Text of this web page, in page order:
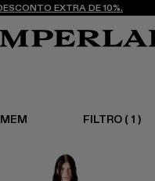
EXTRA DE 10%.
FILTRO ( 1 )